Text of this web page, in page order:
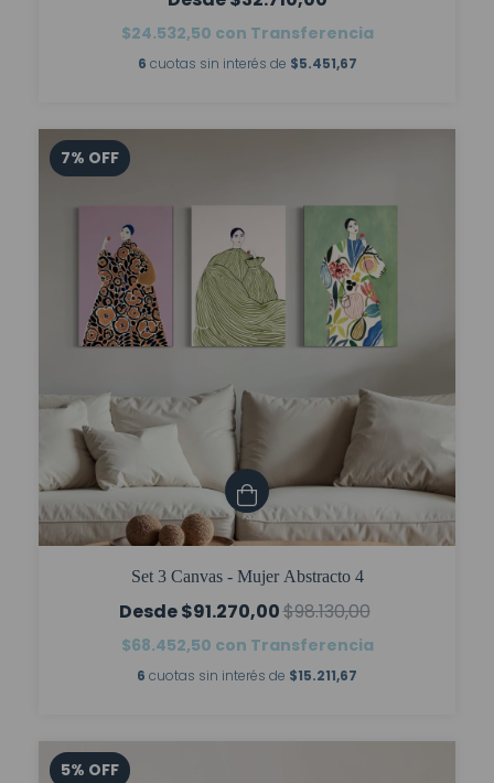
$24.532,50 con Transferencia
6 cuotas sin interés de $5.451,67
7% OFF
Set 3 Canvas - Mujer Abstracto 4
$91.270,00$98.130,00
$68.452,50 con Transferencia
6 cuotas sin interés de $15.211,67
5% OFF